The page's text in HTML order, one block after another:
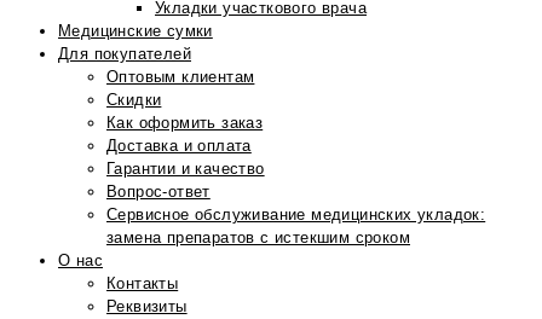
Укладки участкового врача
Медицинские сумки
Для покупателей
Оптовым клиентам
Скидки
Как оформить заказ
Доставка и оплата
Гарантии и качество
Вопрос-ответ
Сервисное обслуживание медицинских укладок:
замена препаратов с истекшим сроком
О нас
Контакты
Реквизиты